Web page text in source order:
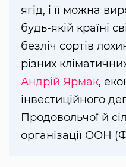
ягід, і її можна
будь-якій країні
безліч сортів
різних
Андрій Ярмак,
інвестиційного
Продовольчої й
організації ООН